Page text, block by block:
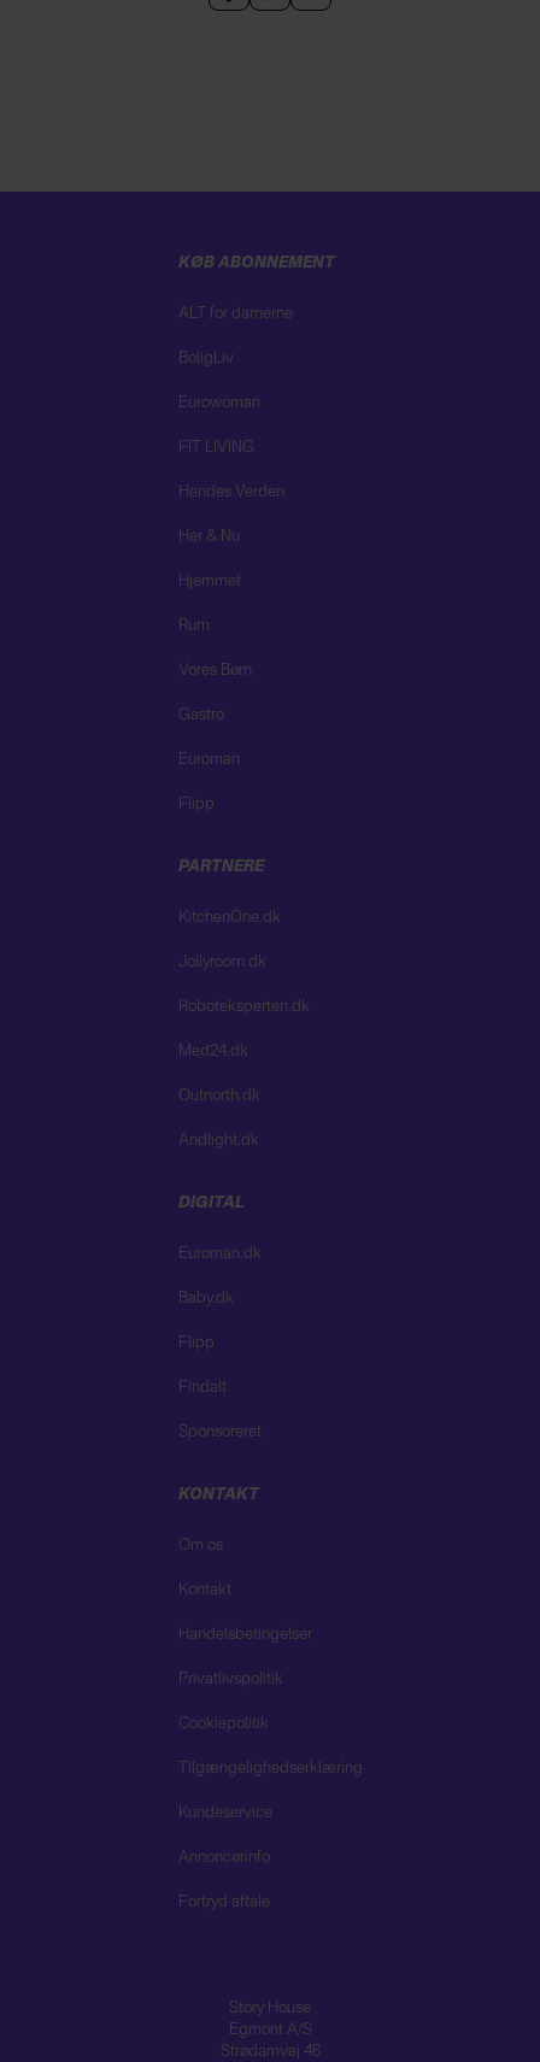
KØB ABONNEMENT
ALT for damerne
BoligLiv
Eurowoman
FIT LIVING
Hendes Verden
Her & Nu
Hjemmet
Rum
Vores Børn
Gastro
Euroman
Flipp
PARTNERE
KitchenOne.dk
Jollyroom.dk
Roboteksperten.dk
Med24.dk
Outnorth.dk
Andlight.dk
DIGITAL
Euroman.dk
Baby.dk
Flipp
Findalt
Sponsoreret
KONTAKT
Om os
Kontakt
Handelsbetingelser
Privatlivspolitik
Cookiepolitik
Tilgængelighedserklæring
Kundeservice
Annoncørinfo
Fortryd aftale
Story House
Egmont A/S
Strødamvej 46